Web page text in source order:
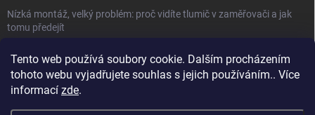
Tento web používá soubory cookie. Dalším procházením
tohoto webu vyjadřujete souhlas s jejich používáním.. Více
informací zde.
Nízká montáž, velký problém: proč vidíte tlumič v zaměřovači a jak
tomu předejít